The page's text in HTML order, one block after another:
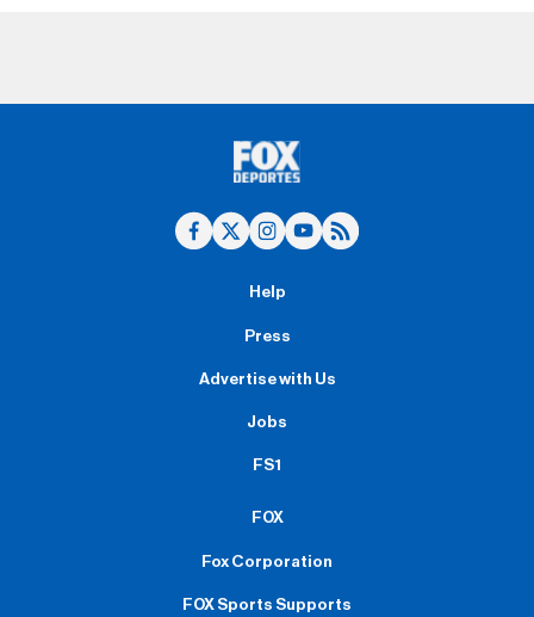
Help
Press
Advertise with Us
Jobs
FS1
FOX
Fox Corporation
FOX Sports Supports